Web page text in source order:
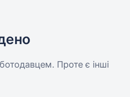
Проте є інші